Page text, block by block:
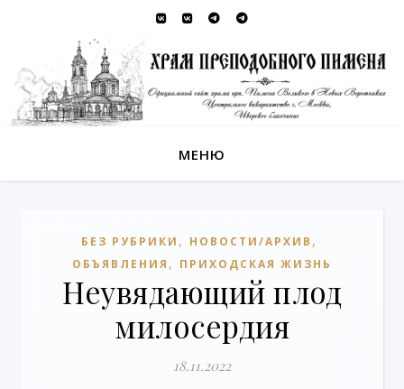
МЕНЮ
БЕЗ РУБРИКИ , НОВОСТИ/АРХИВ ,
ОБЪЯВЛЕНИЯ , ПРИХОДСКАЯ ЖИЗНЬ
Неувядающий плод
милосердия
18.11.2022